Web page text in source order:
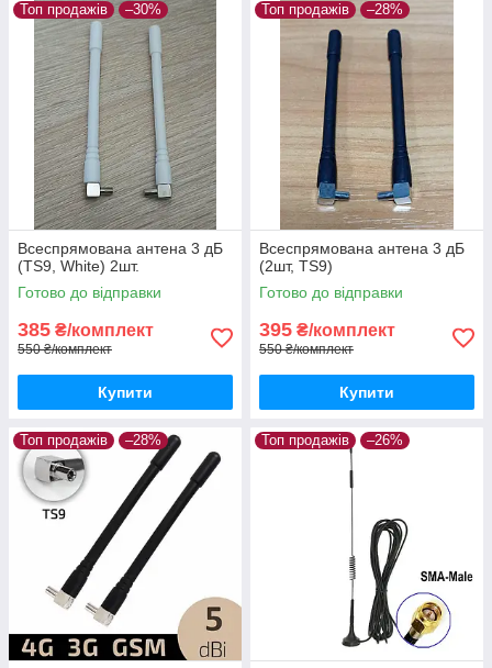
Топ продажів –30%
Всеспрямована антена 3 дБ
(TS9, White) 2шт.
Готово до відправки
385 ₴/комплект
550 ₴/комплект
Купити
Топ продажів –28%
Всеспрямована антена 3 дБ
(2шт, TS9)
Готово до відправки
395 ₴/комплект
550 ₴/комплект
Купити
Топ продажів –28% Топ продажів –26%